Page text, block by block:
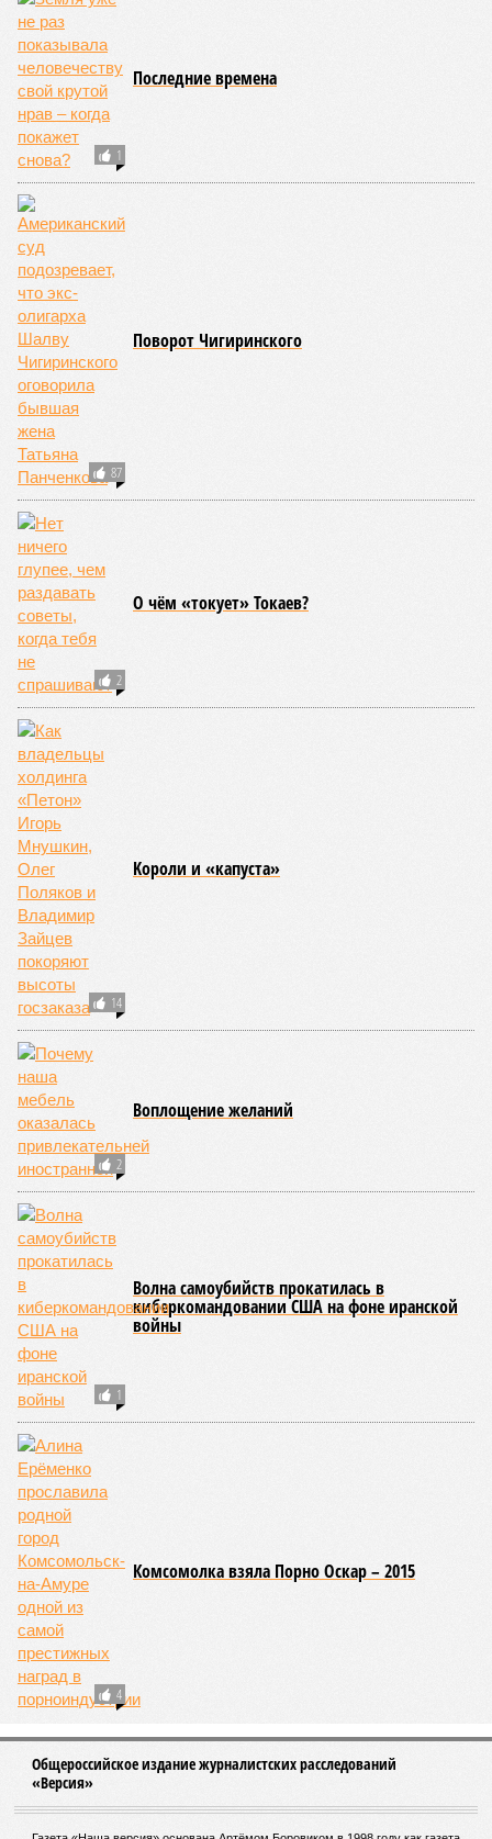
1
Последние времена
87
Поворот Чигиринского
2
О чём «токует» Токаев?
14
Kороли и «капуста»
2
Воплощение желаний
1
Волна самоубийств прокатилась в
киберкомандовании США на фоне иранской
войны
4
Комсомолка взяла Порно Оскар – 2015
Общероссийское издание журналистских расследований
«Версия»